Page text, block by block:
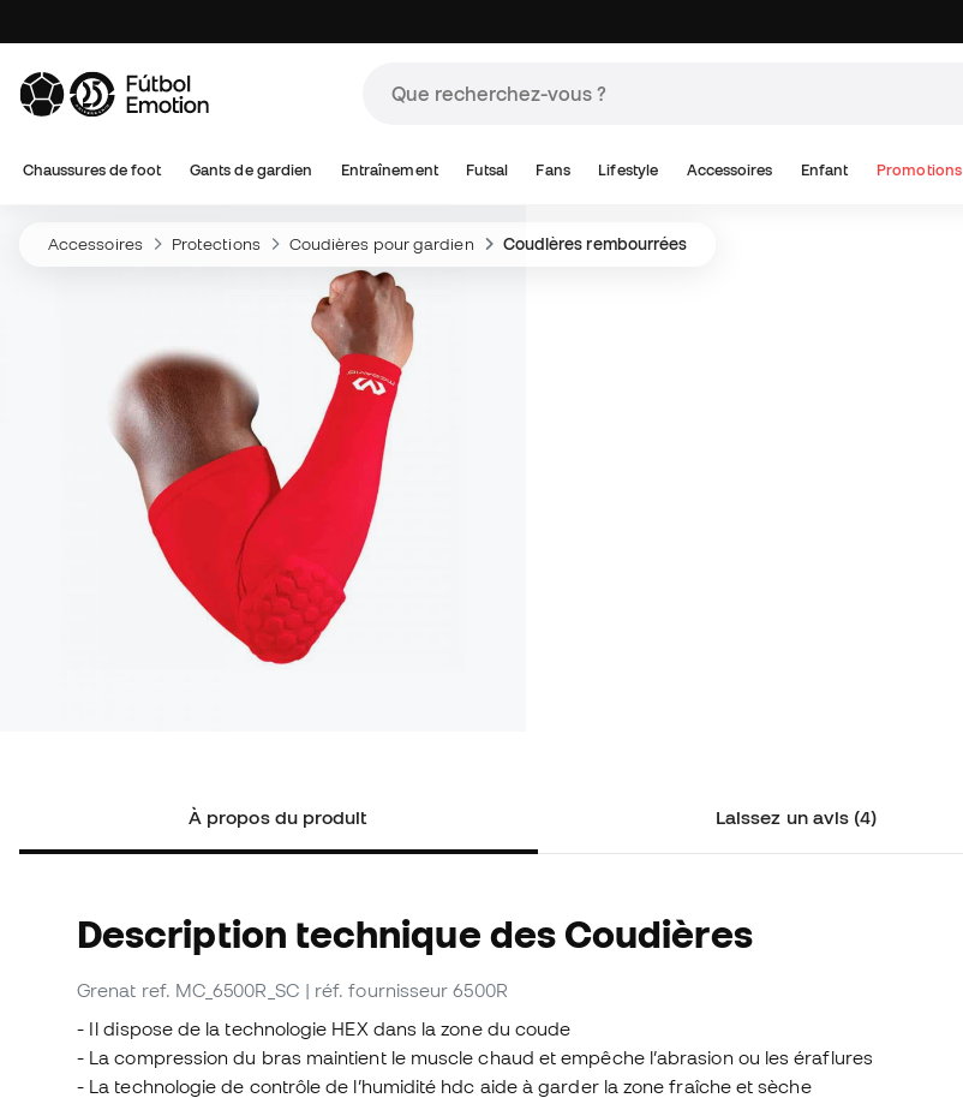
Chaussures de foot Gants de gardien Entraînement Futsal Fans Lifestyle Accessoires Enfant Promotions
Accessoires Protections Coudières pour gardien Coudières rembourrées
À propos du produit Laissez un avis (4)
Description technique des Coudières
Grenat ref. MC_6500R_SC | réf. fournisseur 6500R
- Il dispose de la technologie HEX dans la zone du coude
- La compression du bras maintient le muscle chaud et empêche l’abrasion ou les éraflures
- La technologie de contrôle de l’humidité hdc aide à garder la zone fraîche et sèche